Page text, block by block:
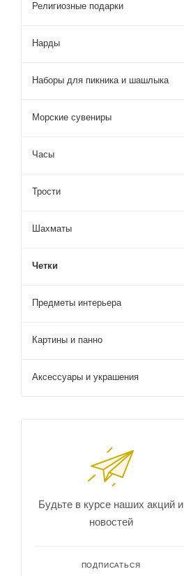
Религиозные подарки
Нарды
Наборы для пикника и шашлыка
Морские сувениры
Часы
Трости
Шахматы
Четки
Предметы интерьера
Картины и панно
Аксессуары и украшения
Будьте в курсе наших акций и
новостей
ПОДПИСАТЬСЯ